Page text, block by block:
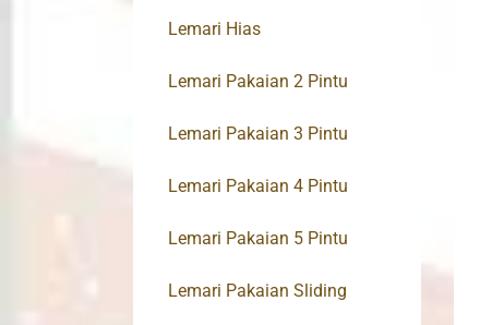
Lemari Hias
Lemari Pakaian 2 Pintu
Lemari Pakaian 3 Pintu
Lemari Pakaian 4 Pintu
Lemari Pakaian 5 Pintu
Lemari Pakaian Sliding